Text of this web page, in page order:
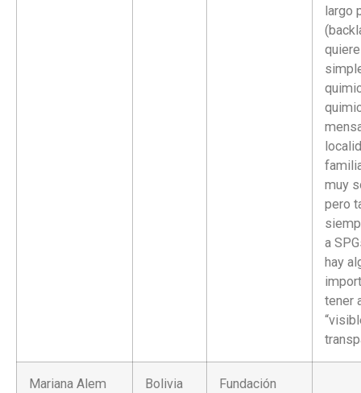
largo
muy
pero
a
hay
tener
Mariana Alem
Bolivia
Fundación